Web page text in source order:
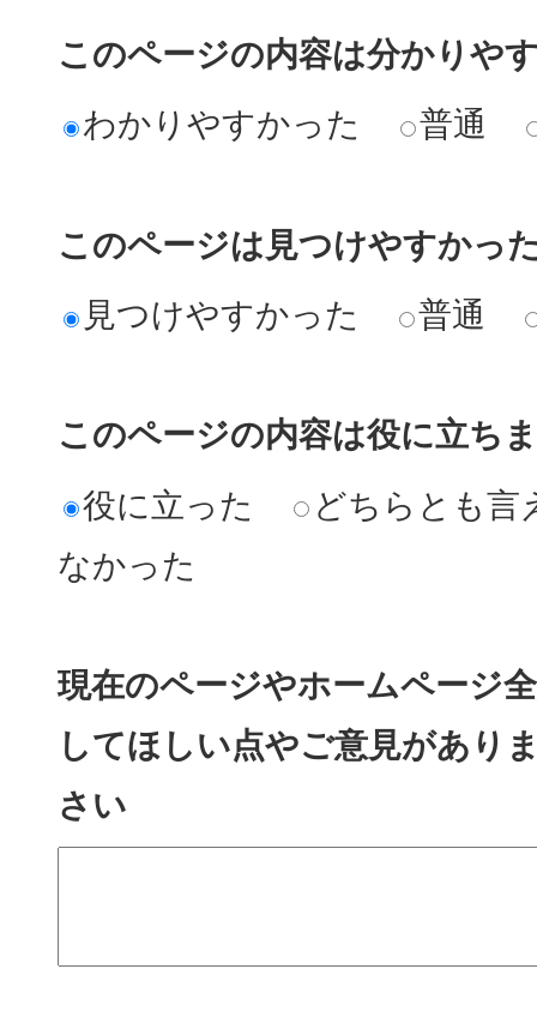
このページの内容は分かりや
わかりやすかった
普通
このページは見つけやすかっ
見つけやすかった
普通
このページの内容は役に立ち
役に立った
どちらとも言
なかった
現在のページやホームページ
してほしい点やご意見があり
さい